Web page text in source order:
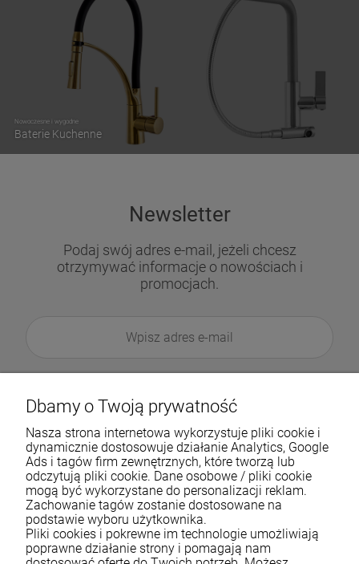
Nowoczesne i wygodne
Baterie Kuchenne
Newsletter
Podaj swój adres e-mail, jeżeli chcesz
otrzymywać informacje o nowościach i
promocjach.
Pomoc
Dbamy o Twoją prywatność
Nasza strona internetowa wykorzystuje pliki cookie i
dynamicznie dostosowuje działanie Analytics, Google
Ads i tagów firm zewnętrznych, które tworzą lub
odczytują pliki cookie. Dane osobowe / pliki cookie
mogą być wykorzystane do personalizacji reklam.
Zachowanie tagów zostanie dostosowane na
podstawie wyboru użytkownika.
Pliki cookies i pokrewne im technologie umożliwiają
poprawne działanie strony i pomagają nam